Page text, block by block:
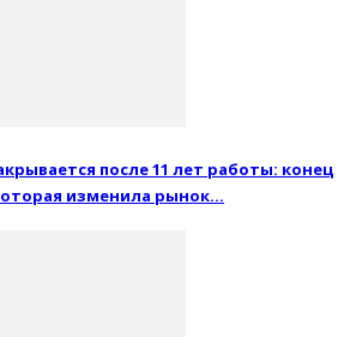
после 11 лет работы: конец
изменила рынок…